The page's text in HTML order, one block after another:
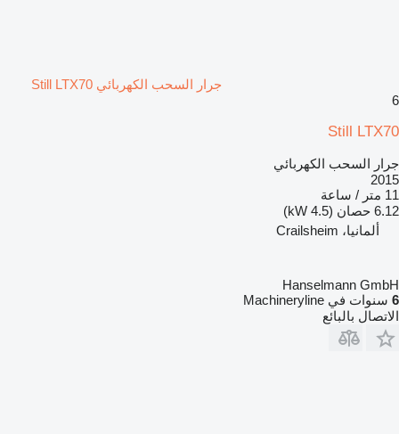
جرار السحب الكهربائي Still LTX70
6
Still LTX70
جرار السحب الكهربائي
2015
11 متر / ساعة
6.12 حصان (4.5 kW)
ألمانيا، Crailsheim
Hanselmann GmbH
6 سنوات في Machineryline
الاتصال بالبائع